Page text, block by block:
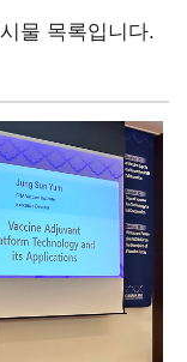
물 목록입니다.